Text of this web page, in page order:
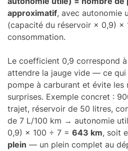
approximatif, avec autonomie
(capacité du réservoir × 0,9) ×
consommation.
Le coefficient 0,9 correspond
attendre la jauge vide — ce qui
pompe à carburant et évite les
surprises. Exemple concret :
trajet, réservoir de 50 litres,
de 7 L/100 km → autonomie
0,9) × 100 ÷ 7 = 643 km, soit
plein — un plein complet au